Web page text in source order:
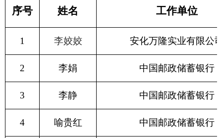
序号 姓名 工作单位
1 李姣姣 安化万隆实业有限公
2 李娟 中国邮政储蓄银行
3 李静 中国邮政储蓄银行
4 喻贵红 中国邮政储蓄银行